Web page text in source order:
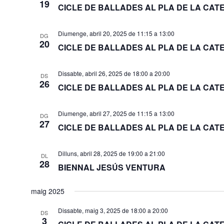
19 CICLE DE BALLADES AL PLA DE LA
DG
20
Diumenge, abril 20, 2025 de 11:15 a 13:00
CICLE DE BALLADES AL PLA DE LA
DS
26
Dissabte, abril 26, 2025 de 18:00 a 20:00
CICLE DE BALLADES AL PLA DE LA
DG
27
Diumenge, abril 27, 2025 de 11:15 a 13:00
CICLE DE BALLADES AL PLA DE LA
DL
28
Dilluns, abril 28, 2025 de 19:00 a 21:00
BIENNAL JESÚS VENTURA
maig 2025
DS
3
Dissabte, maig 3, 2025 de 18:00 a 20:00